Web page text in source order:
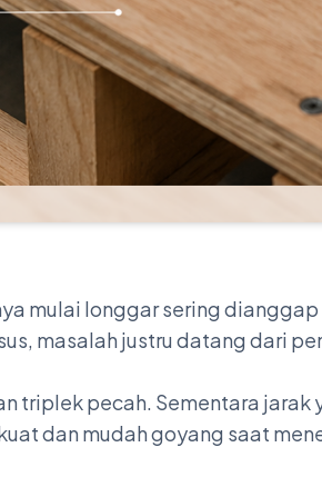
mulai longgar sering dianggap
masalah justru datang dari
triplek pecah. Sementara jarak
dan mudah goyang saat